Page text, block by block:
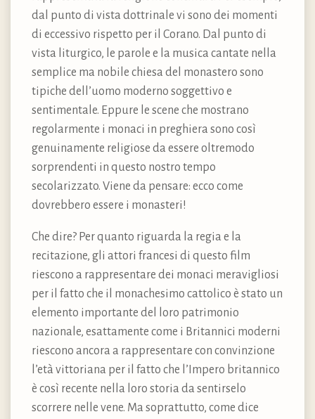
dal punto di vista dottrinale vi sono dei momenti
di eccessivo rispetto per il Corano. Dal punto di
vista liturgico, le parole e la musica cantate nella
semplice ma nobile chiesa del monastero sono
tipiche dell’uomo moderno soggettivo e
sentimentale. Eppure le scene che mostrano
regolarmente i monaci in preghiera sono così
genuinamente religiose da essere oltremodo
sorprendenti in questo nostro tempo
secolarizzato. Viene da pensare: ecco come
dovrebbero essere i monasteri!
Che dire? Per quanto riguarda la regia e la
recitazione, gli attori francesi di questo film
riescono a rappresentare dei monaci meravigliosi
per il fatto che il monachesimo cattolico è stato un
elemento importante del loro patrimonio
nazionale, esattamente come i Britannici moderni
riescono ancora a rappresentare con convinzione
l’età vittoriana per il fatto che l’Impero britannico
è così recente nella loro storia da sentirselo
scorrere nelle vene. Ma soprattutto, come dice